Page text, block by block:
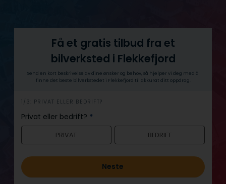
Få et gratis tilbud fra et
bilverksted i Flekkefjord
Send en kort beskrivelse av dine ønsker og behov, så hjelper vi deg med å
finne det beste bilverkstedet i Flekkefjord til akkurat ditt oppdrag.
h
e
r
1/3: PRIVAT ELLER BEDRIFT?
Privat eller bedrift? *
PRIVAT BEDRIFT
Neste